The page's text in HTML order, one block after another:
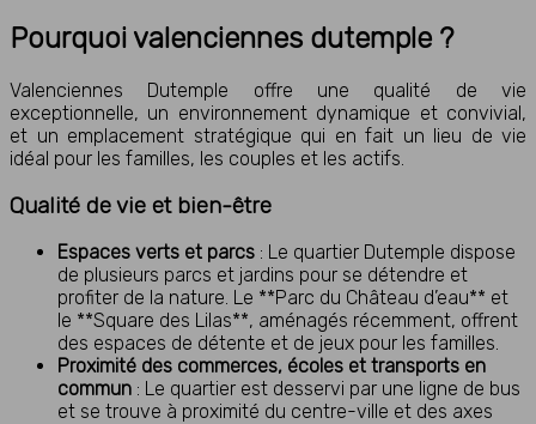
Pourquoi valenciennes dutemple ?
Valenciennes Dutemple offre une qualité de vie
exceptionnelle, un environnement dynamique et convivial,
et un emplacement stratégique qui en fait un lieu de vie
idéal pour les familles, les couples et les actifs.
Qualité de vie et bien-être
Espaces verts et parcs : Le quartier Dutemple dispose
de plusieurs parcs et jardins pour se détendre et
profiter de la nature. Le **Parc du Château d’eau** et
le **Square des Lilas**, aménagés récemment, offrent
des espaces de détente et de jeux pour les familles.
Proximité des commerces, écoles et transports en
commun : Le quartier est desservi par une ligne de bus
et se trouve à proximité du centre-ville et des axes